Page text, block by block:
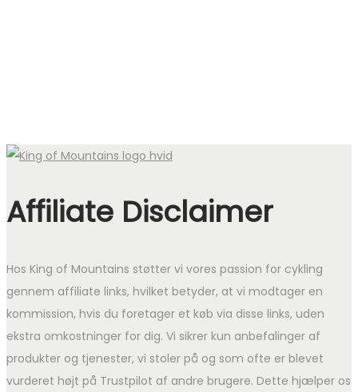
Affiliate Disclaimer
Hos King of Mountains støtter vi vores passion for cykling
gennem affiliate links, hvilket betyder, at vi modtager en
kommission, hvis du foretager et køb via disse links, uden
ekstra omkostninger for dig. Vi sikrer kun anbefalinger af
produkter og tjenester, vi stoler på og som ofte er blevet
vurderet højt på Trustpilot af andre brugere. Dette hjælper os